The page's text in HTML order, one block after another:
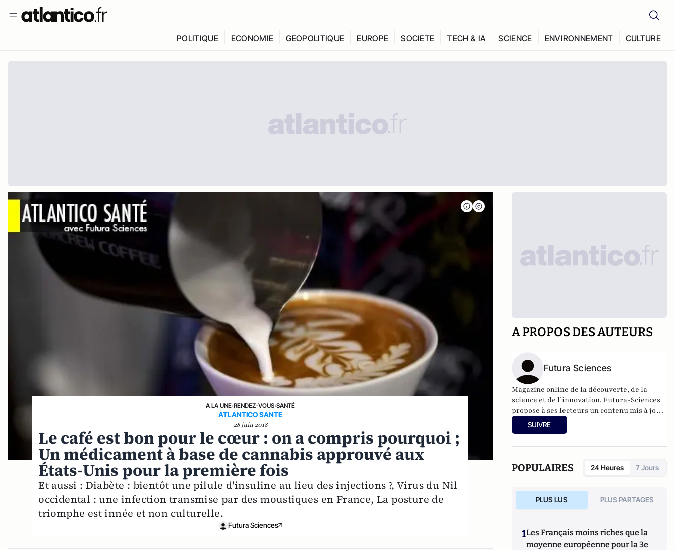
POLITIQUE ECONOMIE GEOPOLITIQUE EUROPE SOCIETE TECH & IA SCIENCE ENVIRONNEMENT CULTURE
A LA UNE›RENDEZ-VOUS›SANTÉ
ATLANTICO SANTE
28 juin 2018
Le café est bon pour le cœur : on a compris pourquoi ;
Un médicament à base de cannabis approuvé aux
États-Unis pour la première fois
Et aussi : Diabète : bientôt une pilule d'insuline au lieu des injections ?, Virus du Nil
occidental : une infection transmise par des moustiques en France, La posture de
triomphe est innée et non culturelle.
Futura Sciences
A PROPOS DES AUTEURS
Futura Sciences
Magazine online de la découverte, de la
science et de l’innovation,Futura-Sciences
propose à ses lecteurs un contenu mis à jour
en permanence et richement illustré.
SUIVRE
POPULAIRES 24 Heures 7 Jours
PLUS LUS PLUS PARTAGES
1Les Français moins riches que la
moyenne européenne pour la 3e